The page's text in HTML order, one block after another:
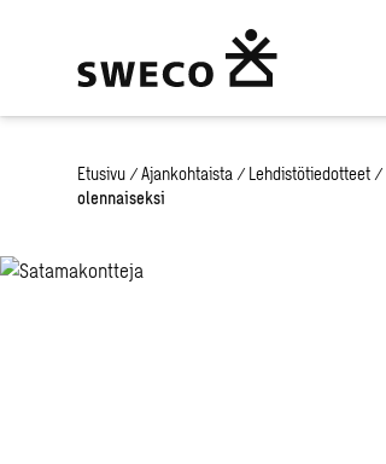
Etusivu / Ajankohtaista / Lehdistötiedotteet /
olennaiseksi